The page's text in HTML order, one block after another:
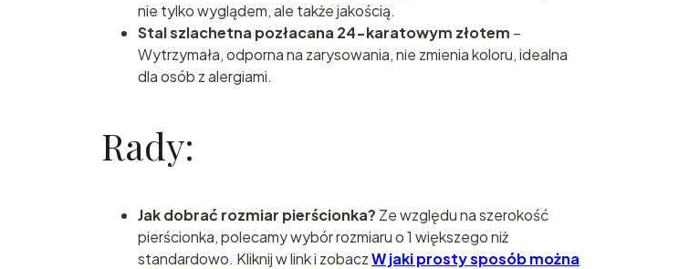
nie tylko wyglądem, ale także jakością.
Stal szlachetna pozłacana 24-karatowym złotem –
Wytrzymała, odporna na zarysowania, nie zmienia koloru, idealna
dla osób z alergiami.
Rady:
Jak dobrać rozmiar pierścionka? Ze względu na szerokość
pierścionka, polecamy wybór rozmiaru o 1 większego niż
standardowo. Kliknij w link i zobaczW jaki prosty sposób można